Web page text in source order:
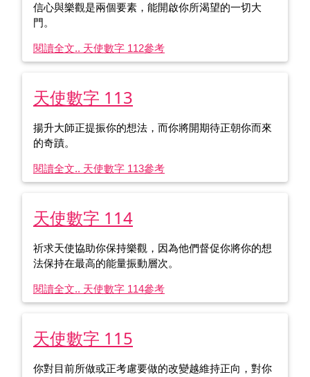
信心與樂觀是兩個要素，能開啟你所渴望的一切大
門。
閱讀全文.. 天使數字 112參考
天使數字 113
揚升大師正提振你的想法，而你將開期待正朝你而來
的奇蹟。
閱讀全文.. 天使數字 113參考
天使數字 114
祈求天使協助你保持樂觀，因為他們督促你將你的想
法保持在最高的能量振動層次。
閱讀全文.. 天使數字 114參考
天使數字 115
你對目前所做或正考慮要做的改變越維持正向，對你